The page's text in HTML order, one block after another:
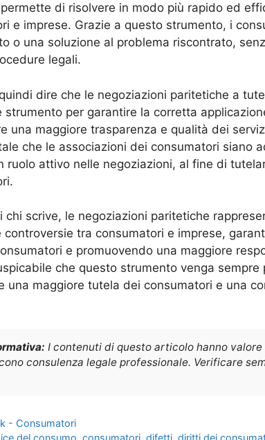
di risolvere in modo più rapido ed
e imprese. Grazie a questo strumento, i
o una soluzione al problema riscontrato,
legali.
dire che le negoziazioni paritetiche a
strumento per garantire la corretta
una maggiore trasparenza e qualità dei
che le associazioni dei consumatori siano
ruolo attivo nelle negoziazioni, al fine di
chi scrive, le negoziazioni paritetiche
controversie tra consumatori e imprese,
e promuovendo una maggiore
che questo strumento venga
una maggiore tutela dei consumatori e una
I contenuti di questo articolo hanno
consulenza legale professionale. Verificare
- Consumatori
del consumo ,consumatori ,difetti ,diritti dei